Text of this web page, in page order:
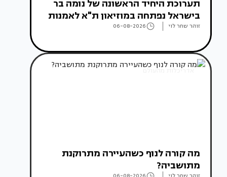
תערוכת היחיד הראשונה של נומה בר
בישראל נפתחה במוזיאון ת"א לאמנות
זוהר שחר לוי 06-08-2026
אדריכלות מהעולם
מה קורה לנוף כשהעיירה מתרוקנת
מתושביה?